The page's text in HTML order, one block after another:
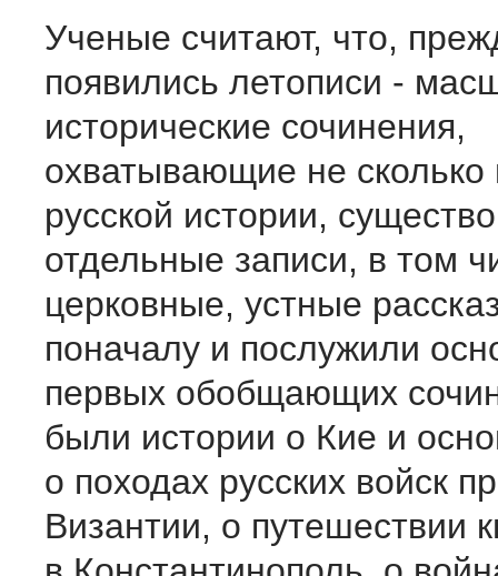
Ученые считают, что,
появились летописи -
исторические сочинения,
охватывающие не сколько
русской истории,
отдельные записи, в том
церковные, устные
поначалу и послужили
первых обобщающих
были истории о Кие и
о походах русских войск
Византии, о путешествии